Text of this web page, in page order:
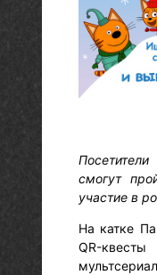
смогут
участие в
На катке
QR-